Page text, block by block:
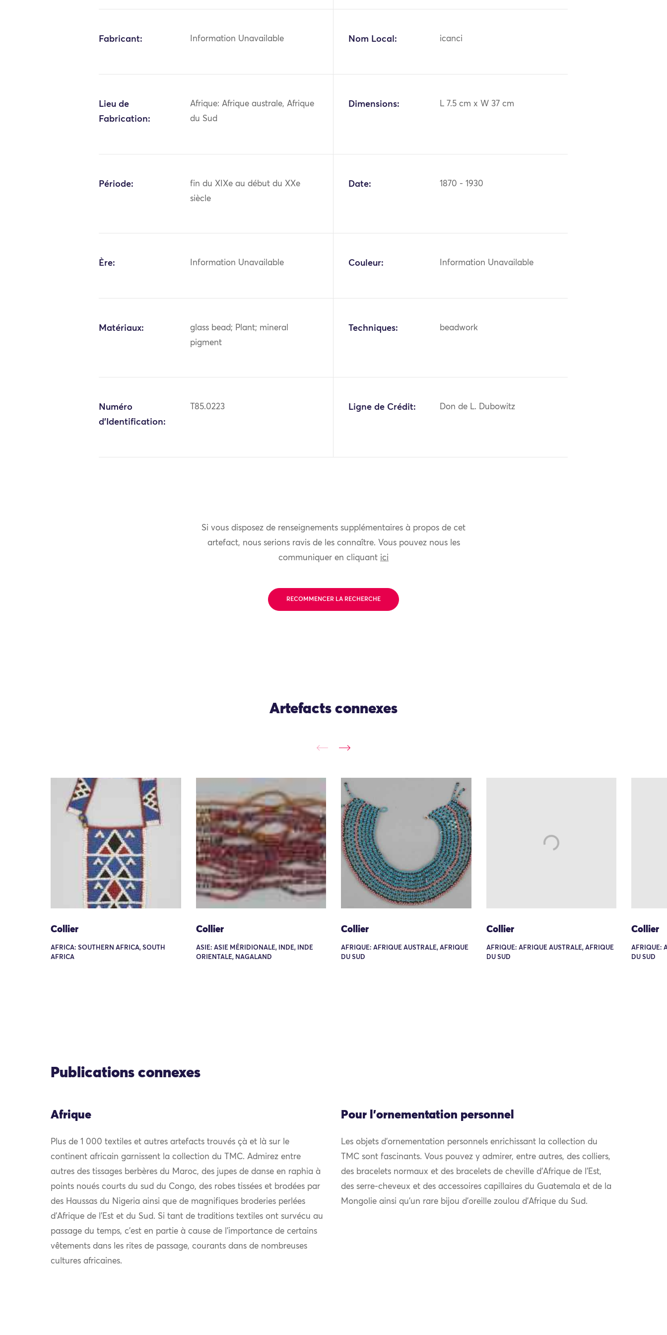
Fabricant: Information Unavailable Nom Local: icanci
Lieu de
Fabrication:
Afrique: Afrique australe, Afrique
du Sud
Dimensions: L 7.5 cm x W 37 cm
Période:
fin du XIXe au début du XXe
siècle
Date: 1870 - 1930
Ère: Information Unavailable Couleur: Information Unavailable
Matériaux:
glass bead; Plant; mineral
pigment
Techniques: beadwork
Numéro
d'Identification:
T85.0223 Ligne de Crédit: Don de L. Dubowitz
Si vous disposez de renseignements supplémentaires à propos de cet
artefact, nous serions ravis de les connaître. Vous pouvez nous les
communiquer en cliquant ici
RECOMMENCER LA RECHERCHE
Artefacts connexes
Collier
AFRICA: SOUTHERN AFRICA, SOUTH
AFRICA
Collier
ASIE: ASIE MÉRIDIONALE, INDE, INDE
ORIENTALE, NAGALAND
Collier
AFRIQUE: AFRIQUE AUSTRALE, AFRIQUE
DU SUD
Collier
AFRIQUE: AFRIQUE AUSTRALE, AFRIQUE
DU SUD
Collier
AFRIQUE:
DU SUD
Publications connexes
Afrique
Plus de 1 000 textiles et autres artefacts trouvés çà et là sur le
continent africain garnissent la collection du TMC. Admirez entre
autres des tissages berbères du Maroc, des jupes de danse en raphia à
points noués courts du sud du Congo, des robes tissées et brodées par
des Haussas du Nigeria ainsi que de magnifiques broderies perlées
d’Afrique de l’Est et du Sud. Si tant de traditions textiles ont survécu au
passage du temps, c’est en partie à cause de l’importance de certains
vêtements dans les rites de passage, courants dans de nombreuses
cultures africaines.
Pour l'ornementation personnel
Les objets d’ornementation personnels enrichissant la collection du
TMC sont fascinants. Vous pouvez y admirer, entre autres, des colliers,
des bracelets normaux et des bracelets de cheville d’Afrique de l’Est,
des serre-cheveux et des accessoires capillaires du Guatemala et de la
Mongolie ainsi qu’un rare bijou d’oreille zoulou d’Afrique du Sud.